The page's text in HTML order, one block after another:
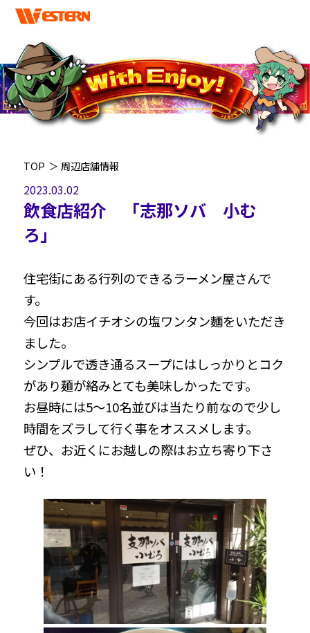
TOP ＞ 周辺店舗情報
2023.03.02
飲食店紹介 「志那ソバ 小む
ろ」
住宅街にある行列のできるラーメン屋さんで
す。
今回はお店イチオシの塩ワンタン麵をいただき
ました。
シンプルで透き通るスープにはしっかりとコク
があり麺が絡みとても美味しかったです。
お昼時には5～10名並びは当たり前なので少し
時間をズラして行く事をオススメします。
ぜひ、お近くにお越しの際はお立ち寄り下さ
い！